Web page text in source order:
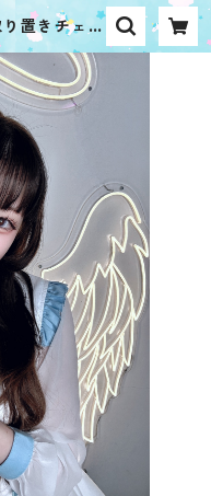
置きチェキ